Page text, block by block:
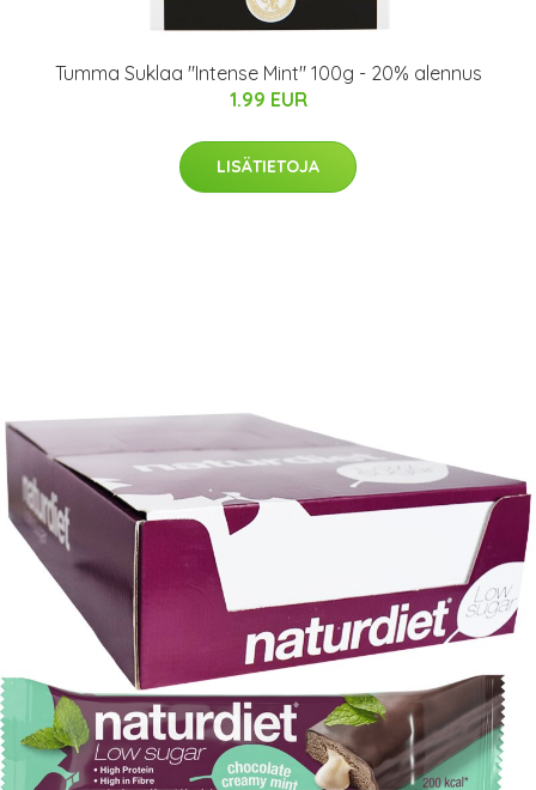
Tumma Suklaa "Intense Mint" 100g - 20% alennus
1.99 EUR
LISÄTIETOJA